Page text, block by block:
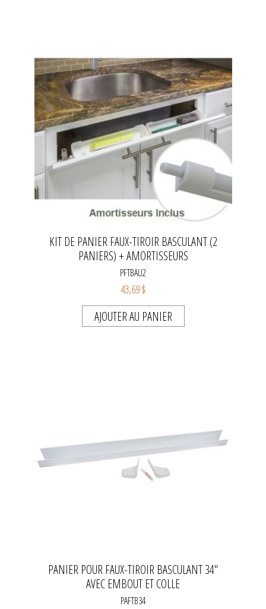
KIT DE PANIER FAUX-TIROIR BASCULANT (2
PANIERS) + AMORTISSEURS
PFTBAU2
43,69 $
AJOUTER AU PANIER
PANIER POUR FAUX-TIROIR BASCULANT 34''
AVEC EMBOUT ET COLLE
PAFTB34